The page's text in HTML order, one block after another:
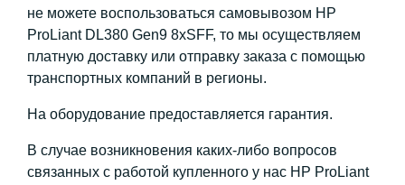
не можете воспользоваться самовывозом HP
ProLiant DL380 Gen9 8xSFF, то мы осуществляем
платную доставку или отправку заказа с помощью
транспортных компаний в регионы.
На оборудование предоставляется гарантия.
В случае возникновения каких-либо вопросов
связанных с работой купленного у нас HP ProLiant